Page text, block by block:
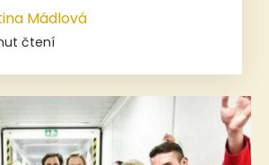
Mádlová
čtení